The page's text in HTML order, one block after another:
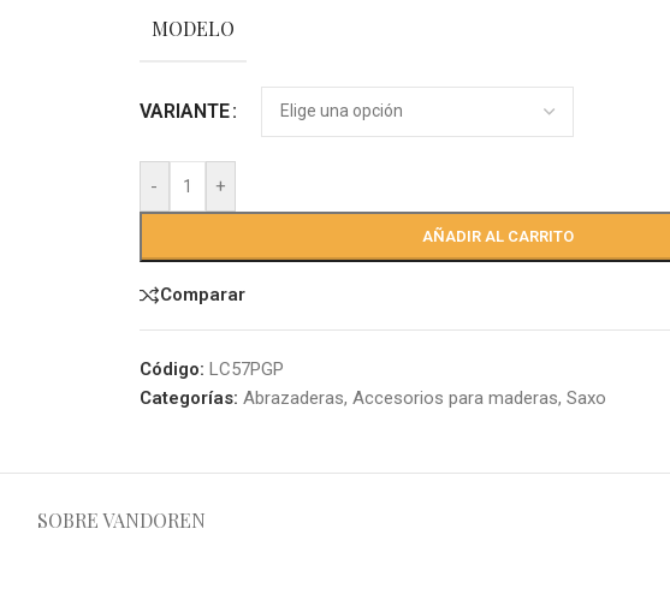
MODELO
VARIANTE
- +
AÑADIR AL CARRITO
Comparar
Código: LC57PGP
Categorías: Abrazaderas, Accesorios para maderas, Saxo
SOBRE VANDOREN